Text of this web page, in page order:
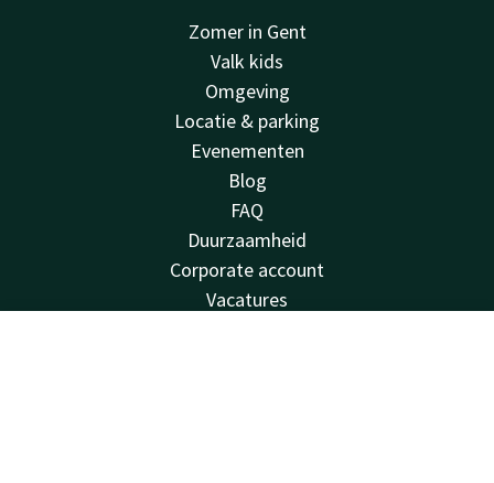
Zomer in Gent
Valk kids
Omgeving
Locatie & parking
Evenementen
Blog
FAQ
Duurzaamheid
Corporate account
Vacatures